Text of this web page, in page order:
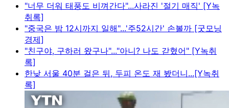
"너무 더워 태풍도 비껴간다"...사라진 '절기 매직' [Y녹
취록]
"중국은 밤 12시까지 일해"...'주52시간' 손볼까 [굿모닝
경제]
"친구야, 구하러 왔구나"..."아니? 나도 갇혔어" [Y녹취
록]
한낮 서울 40분 걸은 뒤, 두피 온도 재 봤더니...[Y녹취
록]